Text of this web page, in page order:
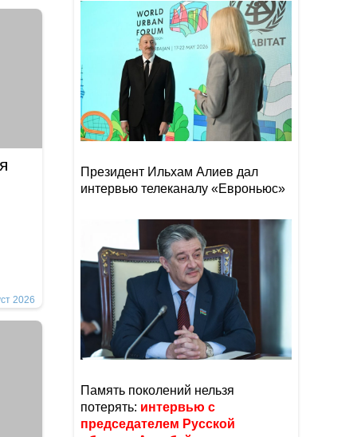
2026
Президент Ильхам Алиев дал
интервью телеканалу «Евроньюс»
Память поколений нельзя
потерять: интервью с
председателем Русской